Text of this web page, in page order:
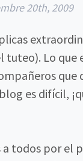
20th, 2009
tuteo). Lo que
que
es difícil,
a todos por el